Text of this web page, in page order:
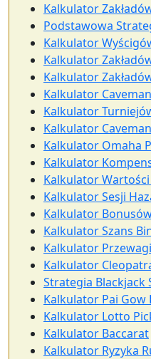
Kalkulator
Podstawowa
Kalkulator
Kalkulator
Kalkulator
Kalkulator
Kalkulator
Kalkulator
Kalkulator Omaha
Kalkulator
Kalkulator
Kalkulator Sesji
Kalkulator
Kalkulator Szans
Kalkulator
Kalkulator
Strategia Blackjack
Kalkulator Pai Gow
Kalkulator Lotto
Kalkulator Baccarat
Kalkulator Ryzyka